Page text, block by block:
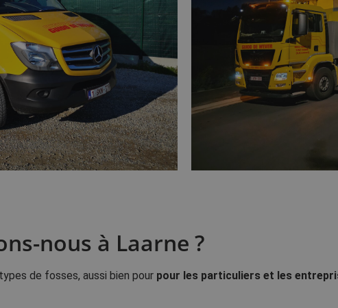
nous à Laarne ?
de fosses, aussi bien pour pour les particuliers et les